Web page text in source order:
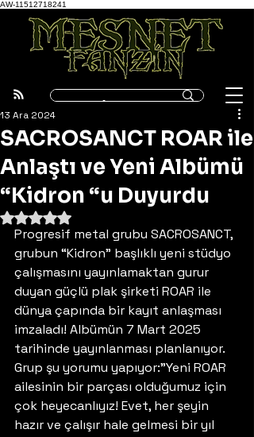
AW-11512718241
SACROSANCT ROAR ile
Anlaştı ve Yeni Albümü
“Kidron “u Duyurdu
13 Ara 2024
5 üzerinden NaN yıldız
Progresif metal grubu SACROSANCT,
grubun “Kidron” başlıklı yeni stüdyo
çalışmasını yayınlamaktan gurur
duyan güçlü plak şirketi ROAR ile
dünya çapında bir kayıt anlaşması
imzaladı! Albümün 7 Mart 2025
tarihinde yayınlanması planlanıyor.
Grup şu yorumu yapıyor:”Yeni ROAR
ailesinin bir parçası olduğumuz için
çok heyecanlıyız! Evet, her şeyin
hazır ve çalışır hale gelmesi bir yıl